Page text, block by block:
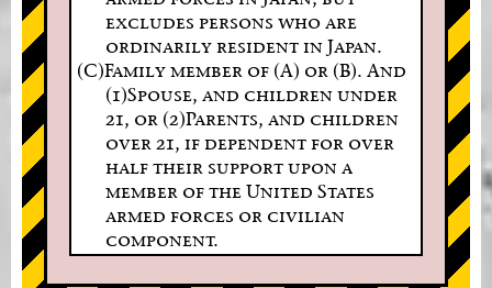
excludes persons who are
ordinarily resident in Japan.
(C)Family member of (A) or (B). And
(1)Spouse, and children under
21, or (2)Parents, and children
over 21, if dependent for over
half their support upon a
member of the United States
armed forces or civilian
component.